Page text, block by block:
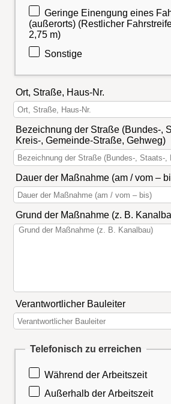
Geringe Einengung eines
(außerorts) (Restlicher Fahrstreifen mindestens
2,75 m)
Sonstige
Ort, Straße, Haus-Nr.
Bezeichnung der Straße (Bundes-,
Kreis-, Gemeinde-Straße, Gehweg)
Dauer der Maßnahme (am / vom –
Grund der Maßnahme (z. B.
Verantwortlicher Bauleiter
Telefonisch zu erreichen
Während der Arbeitszeit
Außerhalb der Arbeitszeit